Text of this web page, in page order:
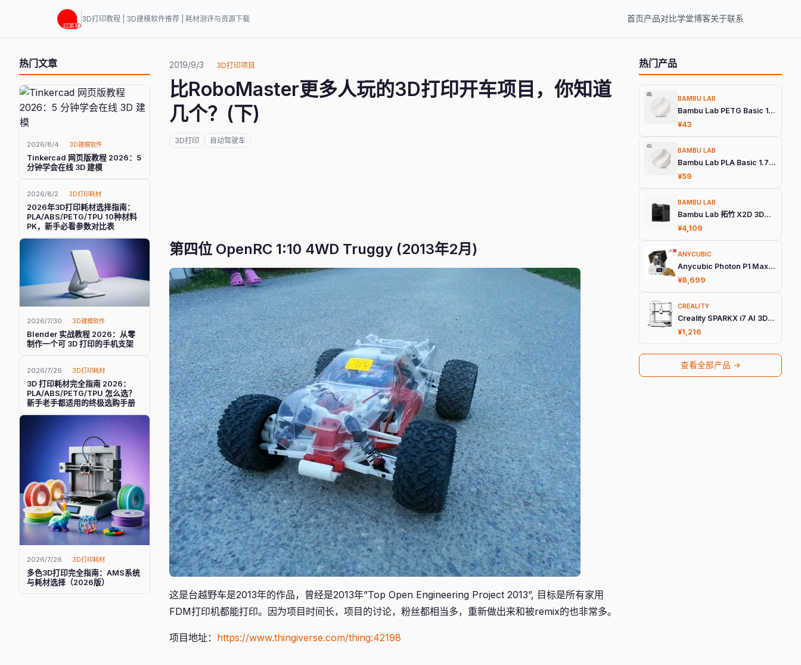
3D打印教程 | 3D建模软件推荐 | 耗材测评与资源下载 首页产品对比学堂博客关于联系
热门文章
2026/8/4 3D建模软件
Tinkercad 网页版教程 2026：5
分钟学会在线 3D 建模
2026/8/2 3D打印耗材
2026年3D打印耗材选择指南：
PLA/ABS/PETG/TPU 10种材料
PK，新手必看参数对比表
2026/7/30 3D建模软件
Blender 实战教程 2026：从零
制作一个可 3D 打印的手机支架
2026/7/26 3D打印耗材
3D 打印耗材完全指南 2026：
PLA/ABS/PETG/TPU 怎么选？
新手老手都适用的终极选购手册
2026/7/26 3D打印耗材
多色3D打印完全指南：AMS系统
与耗材选择（2026版）
2019/9/3 3D打印项目
比RoboMaster更多人玩的3D打印开车项目，你知道
几个？(下)
3D打印 自动驾驶车
第四位 OpenRC 1:10 4WD Truggy (2013年2月)
这是台越野车是2013年的作品，曾经是2013年”Top Open Engineering Project 2013”, 目标是所有家用
FDM打印机都能打印。因为项目时间长，项目的讨论，粉丝都相当多，重新做出来和被remix的也非常多。
项目地址： https://www.thingiverse.com/thing:42198
热门产品
BAMBU LAB
Bambu Lab PETG Basic 1.75mm 3D打印耗材
¥43
BAMBU LAB
Bambu Lab PLA Basic 1.75mm 3D打印耗材
¥59
BAMBU LAB
Bambu Lab 拓竹 X2D 3D打印机
¥4,109
ANYCUBIC
Anycubic Photon P1 Max 旗舰光固化3D打印机
¥8,699
CREALITY
Creality SPARKX i7 AI 3D打印机
¥1,216
查看全部产品 →